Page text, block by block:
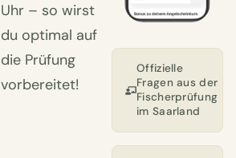
Uhr – so wirst
du optimal auf
die Prüfung
vorbereitet!
Offizielle
Fragen aus der
Fischerprüfung
im Saarland